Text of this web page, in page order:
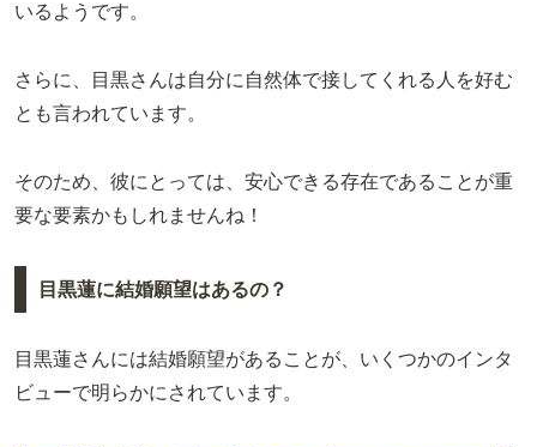
いるようです。
さらに、目黒さんは自分に自然体で接してくれる人を好む
とも言われています。
そのため、彼にとっては、安心できる存在であることが重
要な要素かもしれませんね！
目黒蓮に結婚願望はあるの？
目黒蓮さんには結婚願望があることが、いくつかのインタ
ビューで明らかにされています。